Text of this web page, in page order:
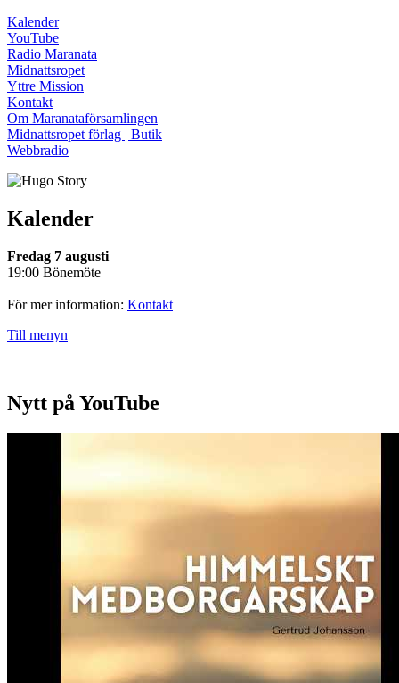
Kalender
YouTube
Radio Maranata
Midnattsropet
Yttre Mission
Kontakt
Om Maranataförsamlingen
Midnattsropet förlag | Butik
Webbradio
Kalender
Fredag 7 augusti
19:00 Bönemöte
För mer information: Kontakt
Till menyn
Nytt på YouTube